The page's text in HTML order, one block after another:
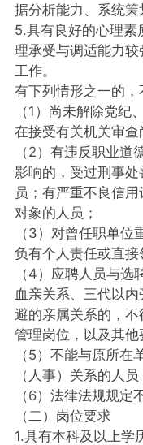
据分析能力、系统策
5.具有良好的心理素
理承受与调适能力
工作。
有下列情形之一的，
（1）尚未解除党纪
在接受有关机关审查
（2）有违反职业
影响的，受过刑事
员；有严重不良信
对象的人员；
（3）对曾任职单
负有个人责任或直接
（4）应聘人员与
血亲关系、三代以
避的亲属关系的，
管理岗位，以及其他
（5）不能与原所
（人事）关系的人员
（6）法律法规规定
（二）岗位要求
1.具有本科及以上学